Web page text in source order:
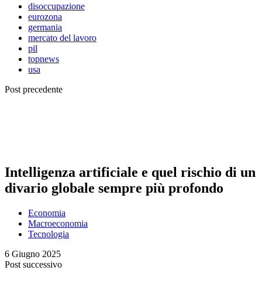
disoccupazione
eurozona
germania
mercato del lavoro
pil
topnews
usa
Post precedente
Intelligenza artificiale e quel rischio di un
divario globale sempre più profondo
Economia
Macroeconomia
Tecnologia
6 Giugno 2025
Post successivo